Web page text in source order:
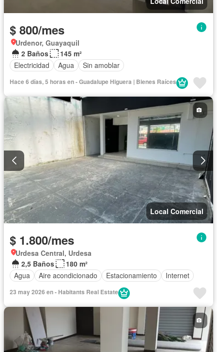
$ 800/mes
Urdenor, Guayaquil
2 Baños
145 m²
Electricidad
Agua Sin amoblar
Hace 6 días, 5 horas en - Guadalupe Higuera | Bienes Raíces
Local Comercial
$ 1.800/mes
Urdesa Central, Urdesa
2,5 Baños
180 m²
Agua
Aire acondicionado Estacionamiento Internet
23 may 2026 en - Habitants Real Estate